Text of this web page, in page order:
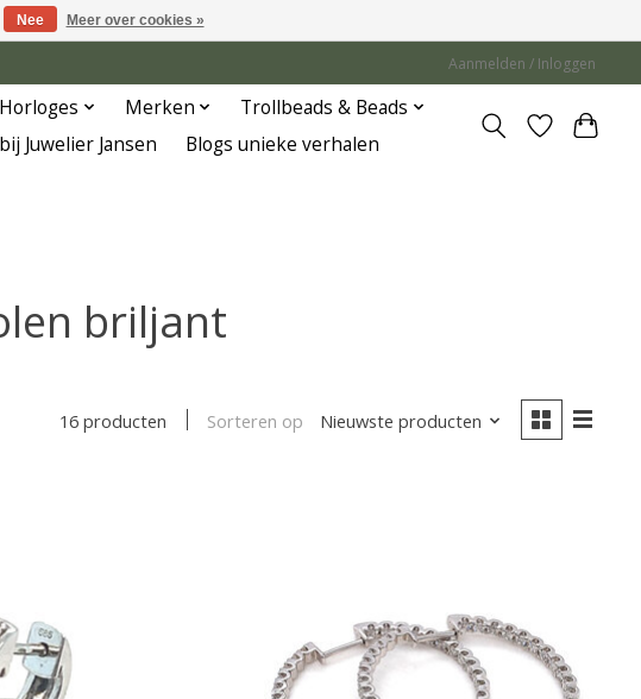
Aanmelden / Inloggen
Horloges Merken
Trollbeads & Beads
Juwelier Jansen Blogs unieke verhalen
briljant
16 producten Sorteren op Nieuwste producten
Nee Meer over cookies »